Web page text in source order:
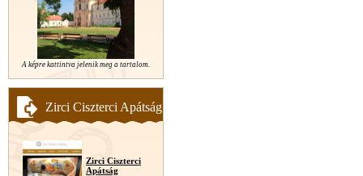
A képre kattintva jelenik meg a tartalom.
Zirci Ciszterci Apátság
Zirci Ciszterci
Apátság